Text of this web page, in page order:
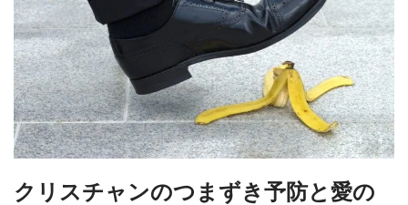
クリスチャンのつまずき予防と愛の